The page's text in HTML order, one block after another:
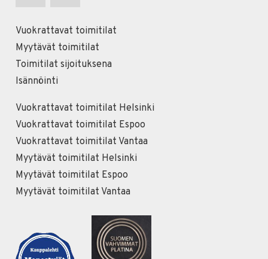
Vuokrattavat toimitilat
Myytävät toimitilat
Toimitilat sijoituksena
Isännöinti
Vuokrattavat toimitilat Helsinki
Vuokrattavat toimitilat Espoo
Vuokrattavat toimitilat Vantaa
Myytävät toimitilat Helsinki
Myytävät toimitilat Espoo
Myytävät toimitilat Vantaa